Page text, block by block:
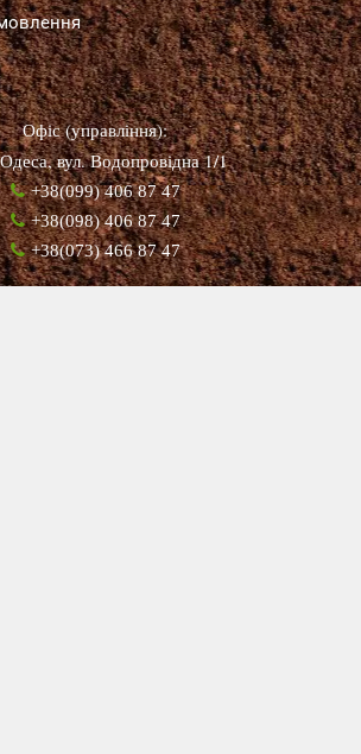
Офіс (управління):
вул. Водопровідна 1/1
+38(099) 406 87 47
+38(098) 406 87 47
+38(073) 466 87 47